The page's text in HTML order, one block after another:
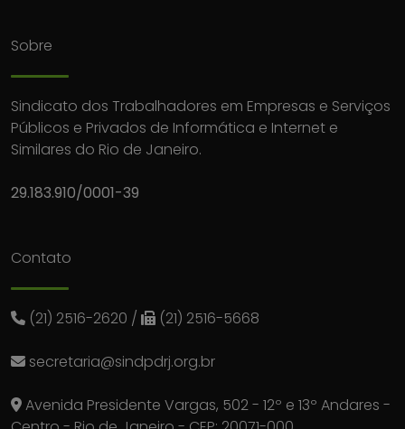
Sobre
Sindicato dos Trabalhadores em Empresas e Serviços
Públicos e Privados de Informática e Internet e
Similares do Rio de Janeiro.
29.183.910/0001-39
Contato
(21) 2516-2620 / (21) 2516-5668
secretaria@sindpdrj.org.br
Avenida Presidente Vargas, 502 - 12º e 13º Andares -